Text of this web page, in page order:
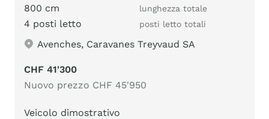
800 cm lunghezza totale
4 posti letto posti letto totali
Avenches, Caravanes Treyvaud SA
CHF 41'300
Nuovo prezzo CHF 45'950
Veicolo dimostrativo